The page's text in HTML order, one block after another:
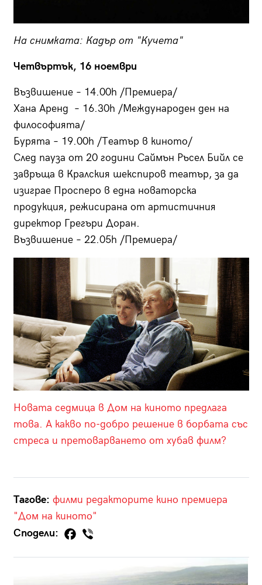
На снимката: Кадър от "Кучета"
Четвъртък, 16 ноември
Възвишение – 14.00h /Премиера/
Хана Аренд – 16.30h /Международен ден на
философията/
Бурята – 19.00h /Театър в киното/
След пауза от 20 години Саймън Ръсел Бийл се
завръща в Кралския шекспиров театър, за да
изиграе Просперо в една новаторска
продукция, режисирана от артистичния
директор Грегъри Доран.
Възвишение – 22.05h /Премиера/
Новата седмица в Дом на киното предлага
това. А какво по-добро решение в борбата със
стреса и претоварването от хубав филм?
Тагове: филми редакторите кино премиера
"Дом на киното"
Сподели: